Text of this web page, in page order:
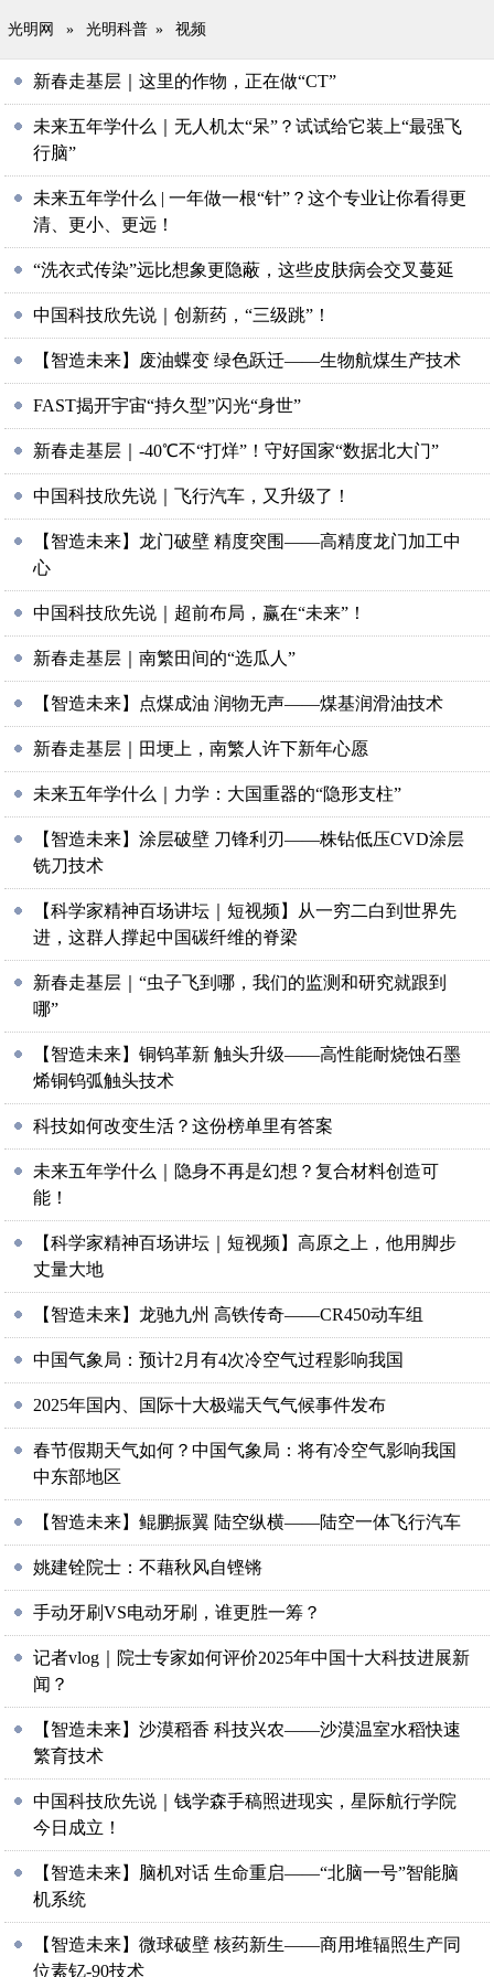
光明网 » 光明科普 » 视频
新春走基层｜这里的作物，正在做“CT”
未来五年学什么｜无人机太“呆”？试试给它装上“最强飞
行脑”
未来五年学什么 | 一年做一根“针”？这个专业让你看得更
清、更小、更远！
“洗衣式传染”远比想象更隐蔽，这些皮肤病会交叉蔓延
中国科技欣先说｜创新药，“三级跳”！
【智造未来】废油蝶变 绿色跃迁——生物航煤生产技术
FAST揭开宇宙“持久型”闪光“身世”
新春走基层｜-40℃不“打烊”！守好国家“数据北大门”
中国科技欣先说｜飞行汽车，又升级了！
【智造未来】龙门破壁 精度突围——高精度龙门加工中
心
中国科技欣先说｜超前布局，赢在“未来”！
新春走基层｜南繁田间的“选瓜人”
【智造未来】点煤成油 润物无声——煤基润滑油技术
新春走基层｜田埂上，南繁人许下新年心愿
未来五年学什么｜力学：大国重器的“隐形支柱”
【智造未来】涂层破壁 刀锋利刃——株钻低压CVD涂层
铣刀技术
【科学家精神百场讲坛｜短视频】从一穷二白到世界先
进，这群人撑起中国碳纤维的脊梁
新春走基层｜“虫子飞到哪，我们的监测和研究就跟到
哪”
【智造未来】铜钨革新 触头升级——高性能耐烧蚀石墨
烯铜钨弧触头技术
科技如何改变生活？这份榜单里有答案
未来五年学什么｜隐身不再是幻想？复合材料创造可
能！
【科学家精神百场讲坛｜短视频】高原之上，他用脚步
丈量大地
【智造未来】龙驰九州 高铁传奇——CR450动车组
中国气象局：预计2月有4次冷空气过程影响我国
2025年国内、国际十大极端天气气候事件发布
春节假期天气如何？中国气象局：将有冷空气影响我国
中东部地区
【智造未来】鲲鹏振翼 陆空纵横——陆空一体飞行汽车
姚建铨院士：不藉秋风自铿锵
手动牙刷VS电动牙刷，谁更胜一筹？
记者vlog｜院士专家如何评价2025年中国十大科技进展新
闻？
【智造未来】沙漠稻香 科技兴农——沙漠温室水稻快速
繁育技术
中国科技欣先说｜钱学森手稿照进现实，星际航行学院
今日成立！
【智造未来】脑机对话 生命重启——“北脑一号”智能脑
机系统
【智造未来】微球破壁 核药新生——商用堆辐照生产同
位素钇-90技术